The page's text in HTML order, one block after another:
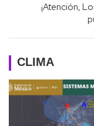
¡Atención,
CLIMA